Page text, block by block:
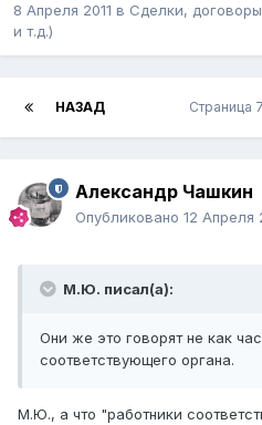
8 Апреля 2011 в Сделки,
и т.д.)
НАЗАД Страница
Александр Чашкин
Опубликовано 12 Апреля
М.Ю. писал(а):
Они же это говорят не как
соответствующего органа.
М.Ю., а что "работники